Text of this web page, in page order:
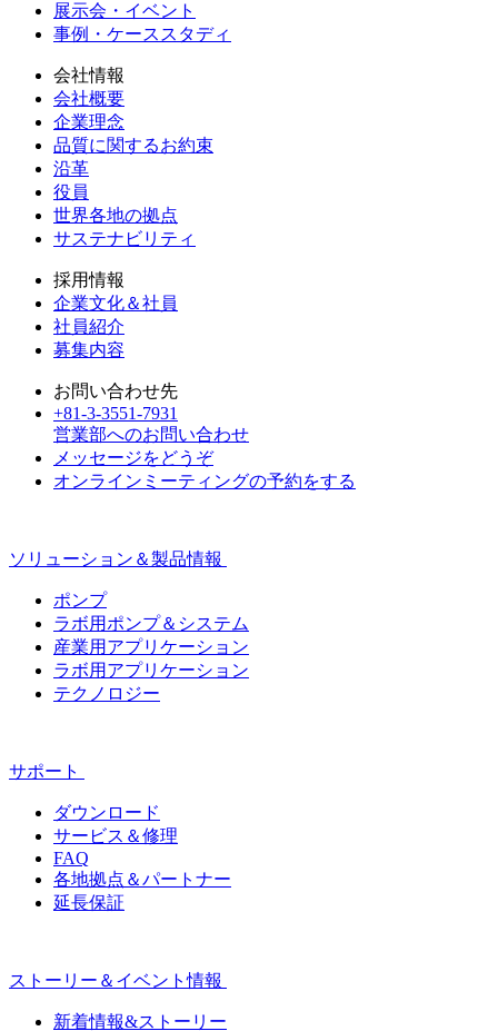
展示会・イベント
事例・ケーススタディ
会社情報
会社概要
企業理念
品質に関するお約束
沿革
役員
世界各地の拠点
サステナビリティ
採用情報
企業文化＆社員
社員紹介
募集内容
お問い合わせ先
+81-3-3551-7931
営業部へのお問い合わせ
メッセージをどうぞ
オンラインミーティングの予約をする
ソリューション＆製品情報
ポンプ
ラボ用ポンプ＆システム
産業用アプリケーション
ラボ用アプリケーション
テクノロジー
サポート
ダウンロード
サービス＆修理
FAQ
各地拠点＆パートナー
延長保証
ストーリー＆イベント情報
新着情報&ストーリー